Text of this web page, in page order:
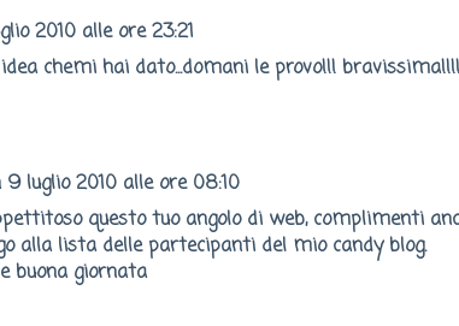
2010 alle ore 23:21
chemi hai dato...domani le provo!!!
9 luglio 2010 alle ore 08:10
questo tuo angolo di web, complimenti
alla lista delle partecipanti del mio candy blog.
buona giornata